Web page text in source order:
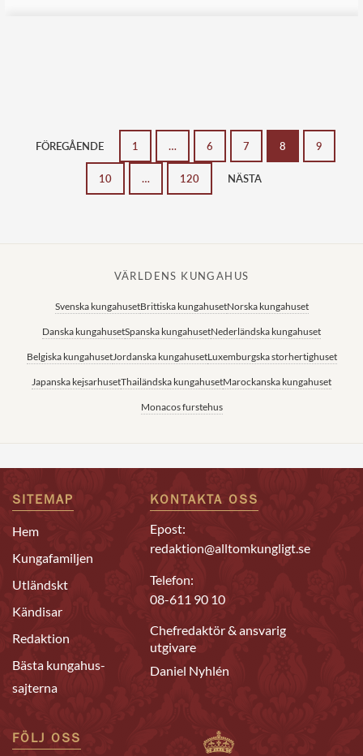
FÖREGÅENDE 1 … 6 7 8 9
10 … 120 NÄSTA
VÄRLDENS KUNGAHUS
Svenska kungahusetBrittiska kungahusetNorska kungahuset
Danska kungahusetSpanska kungahusetNederländska kungahuset
Belgiska kungahusetJordanska kungahusetLuxemburgska storhertighuset
Japanska kejsarhusetThailändska kungahusetMarockanska kungahuset
Monacos furstehus
SITEMAP
Hem
Kungafamiljen
Utländskt
Kändisar
Redaktion
Bästa kungahus-
sajterna
KONTAKTA OSS
Epost:
redaktion@alltomkungligt.se
Telefon:
08-611 90 10
Chefredaktör & ansvarig
utgivare
Daniel Nyhlén
FÖLJ OSS